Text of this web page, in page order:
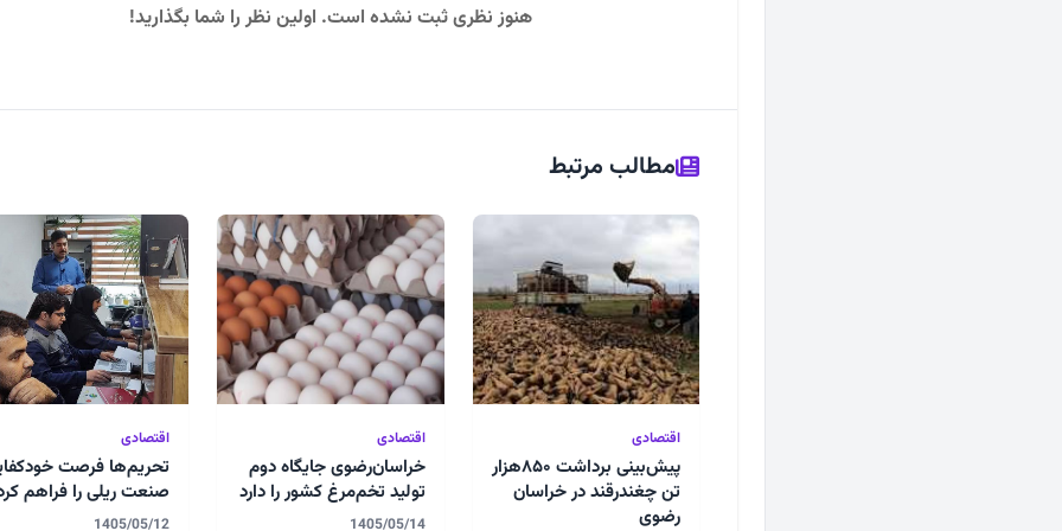
هنوز نظری ثبت نشده است. اولین نظر را شما بگذارید!
مطالب مرتبط
اقتصادی
پیش‌بینی برداشت ۸۵۰هزار
تن چغندرقند در خراسان
رضوی
اقتصادی
خراسان‌رضوی جایگاه دوم
تولید تخم‌مرغ کشور را دارد
1405/05/14
اقتصادی
تحریم‌ها فرصت
صنعت ریلی را فراهم
1405/05/12